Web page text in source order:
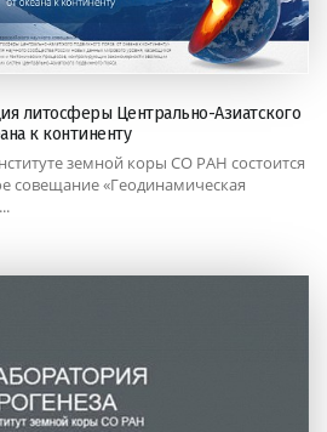
литосферы Центрально-Азиатского
к континенту
земной коры СО РАН состоится
совещание «Геодинамическая